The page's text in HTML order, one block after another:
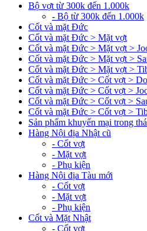
Bộ vợt từ 300k đến 1.000k
- Bộ từ 300k đến 1.000k
Cốt và mặt Đức
Cốt và mặt Đức > Mặt vợt
Cốt và mặt Đức > Mặt vợt >
Cốt và mặt Đức > Mặt vợt >
Cốt và mặt Đức > Mặt vợt >
Cốt và mặt Đức > Cốt vợt >
Cốt và mặt Đức > Cốt vợt >
Cốt và mặt Đức > Cốt vợt >
Cốt và mặt Đức > Cốt vợt >
Sản phẩm khuyến mại trong
Hàng Nội địa Nhật cũ
- Cốt vợt
- Mặt vợt
- Phụ kiện
Hàng Nội địa Tàu mới
- Cốt vợt
- Mặt vợt
- Phụ kiện
Cốt và Mặt Nhật
- Cốt vợt